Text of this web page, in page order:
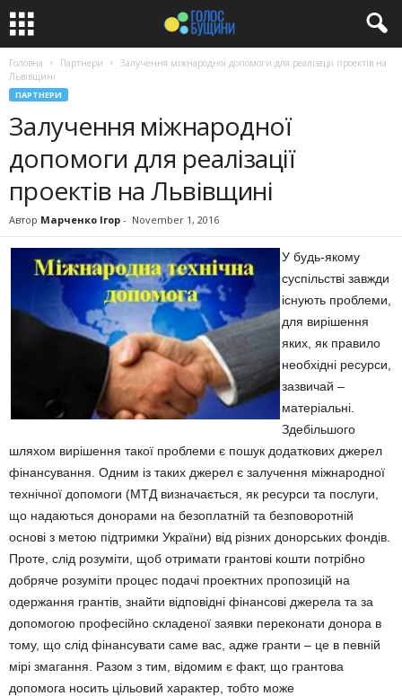
Головна Партнери
Залучення міжнародної допомоги для реалізації проектів на
Львівщині
ПАРТНЕРИ
Залучення міжнародної
допомоги для реалізації
проектів на Львівщині
Автор Марченко Ігор - November 1, 2016
У будь-якому
суспільстві завжди
існують проблеми,
для вирішення
яких, як правило
необхідні ресурси,
зазвичай –
матеріальні.
Здебільшого
шляхом вирішення такої проблеми є пошук додаткових джерел
фінансування. Одним із таких джерел є залучення міжнародної
технічної допомоги (МТД визначається, як ресурси та послуги,
що надаються донорами на безоплатній та безповоротній
основі з метою підтримки України) від різних донорських фондів.
Проте, слід розуміти, щоб отримати грантові кошти потрібно
добряче розуміти процес подачі проектних пропозицій на
одержання грантів, знайти відповідні фінансові джерела та за
допомогою професійно складеної заявки переконати донора в
тому, що слід фінансувати саме вас, адже гранти – це в певній
мірі змагання. Разом з тим, відомим є факт, що грантова
допомога носить цільовий характер, тобто може